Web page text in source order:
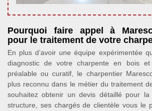
Pourquoi faire appel à
pour le traitement de votre
En plus d’avoir une équipe expérimentée
diagnostic de votre charpente en bois
préalable ou curatif, le charpentier
plus reconnu dans le métier du traitement
souhaitez obtenir un devis détaillé pour la
structure, ses chargés de clientèle vous le